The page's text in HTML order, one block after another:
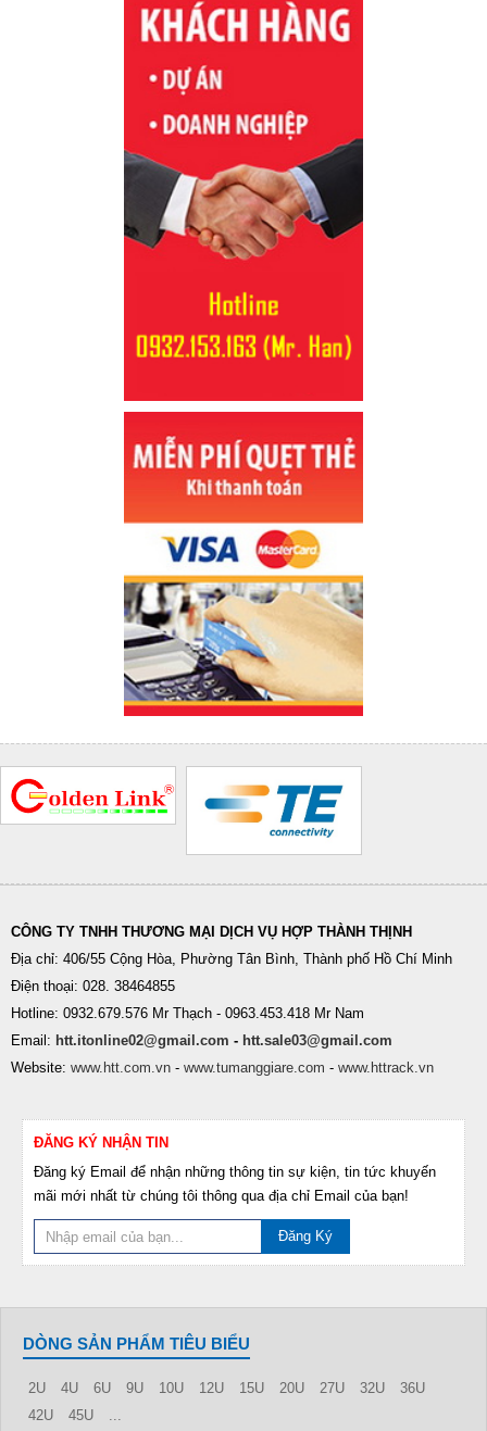
CÔNG TY TNHH THƯƠNG MẠI DỊCH VỤ HỢP THÀNH THỊNH
Địa chỉ: 406/55 Cộng Hòa, Phường Tân Bình, Thành phố Hồ Chí Minh
Điện thoại: 028. 38464855
Hotline: 0932.679.576 Mr Thạch - 0963.453.418 Mr Nam
Email: htt.itonline02@gmail.com - htt.sale03@gmail.com
Website: www.htt.com.vn - www.tumanggiare.com - www.httrack.vn
ĐĂNG KÝ NHẬN TIN
Đăng ký Email để nhận những thông tin sự kiện, tin tức khuyến
mãi mới nhất từ chúng tôi thông qua địa chỉ Email của bạn!
Đăng Ký
DÒNG SẢN PHẨM TIÊU BIỂU
2U 4U 6U 9U 10U 12U 15U 20U 27U 32U
36U
42U
45U ...